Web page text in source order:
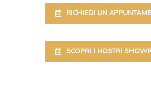
RICHIEDI UN
SCOPRI I NOSTRI